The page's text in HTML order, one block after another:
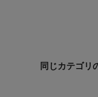
同じカテゴリ